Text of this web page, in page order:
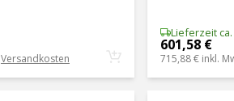
Versandkosten
Lieferzeit ca.
601,58 €
715,88 € inkl.